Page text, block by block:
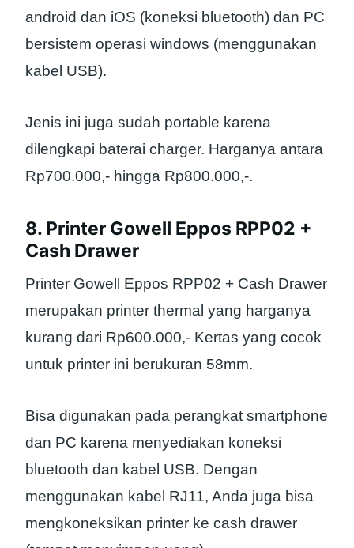
android dan iOS (koneksi bluetooth) dan PC
bersistem operasi windows (menggunakan
kabel USB).
Jenis ini juga sudah portable karena
dilengkapi baterai charger. Harganya antara
Rp700.000,- hingga Rp800.000,-.
8. Printer Gowell Eppos RPP02 +
Cash Drawer
Printer Gowell Eppos RPP02 + Cash Drawer
merupakan printer thermal yang harganya
kurang dari Rp600.000,- Kertas yang cocok
untuk printer ini berukuran 58mm.
Bisa digunakan pada perangkat smartphone
dan PC karena menyediakan koneksi
bluetooth dan kabel USB. Dengan
menggunakan kabel RJ11, Anda juga bisa
mengkoneksikan printer ke cash drawer